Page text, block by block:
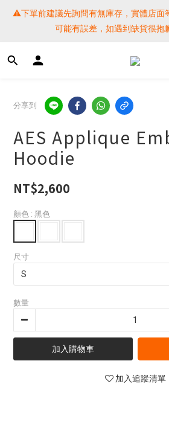
⚠️下單前建議先詢問有無庫存，實體店面
可能有誤差，如遇到缺貨很抱
⚠️下單前建議先詢問有無庫存，實體店面
可能有誤差，如遇到缺貨很抱
SF EXPRESS WORLD
提醒各位⚠️下單後寄出，請務必在時間內
如未取貨必須支付運費!
⚠️下單前建議先詢問有無庫存，實體店面
可能有誤差，如遇到缺貨很抱
分享到
AES Applique
Hoodie
NT$2,600
顏色 : 黑色
尺寸
數量
加入購物車
加入追蹤清單